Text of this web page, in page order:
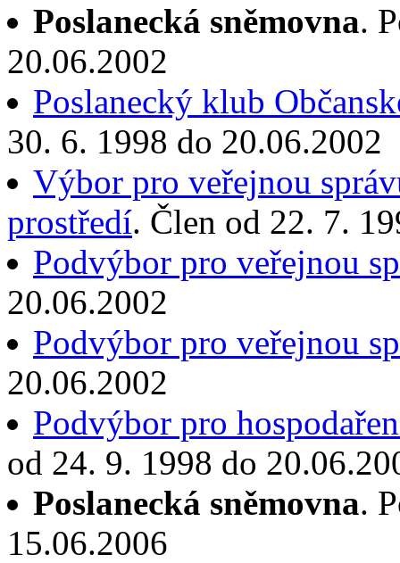
Poslanecká sněmovna.
20.06.2002
Poslanecký klub
30. 6. 1998 do 20.06.2002
Výbor pro veřejnou
prostředí. Člen od 22. 7.
Podvýbor pro veřejnou
20.06.2002
Podvýbor pro veřejnou
20.06.2002
Podvýbor pro
od 24. 9. 1998 do
Poslanecká sněmovna.
15.06.2006